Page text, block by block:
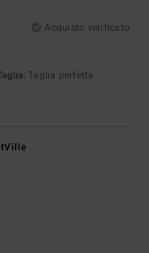
Acquisto verificato
: Taglia perfetta